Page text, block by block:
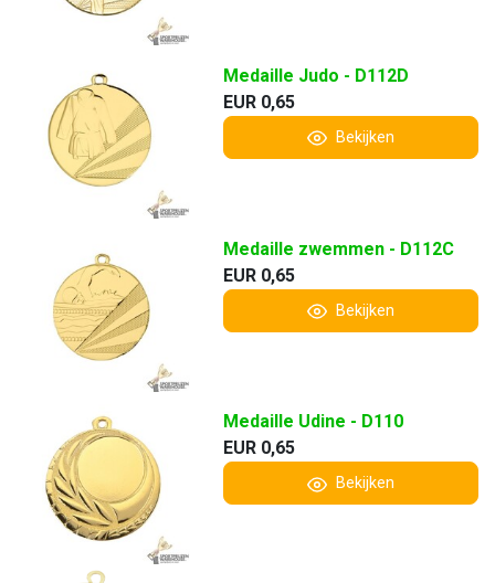
Medaille Judo - D112D
EUR 0,65
Bekijken
Medaille zwemmen - D112C
EUR 0,65
Bekijken
Medaille Udine - D110
EUR 0,65
Bekijken